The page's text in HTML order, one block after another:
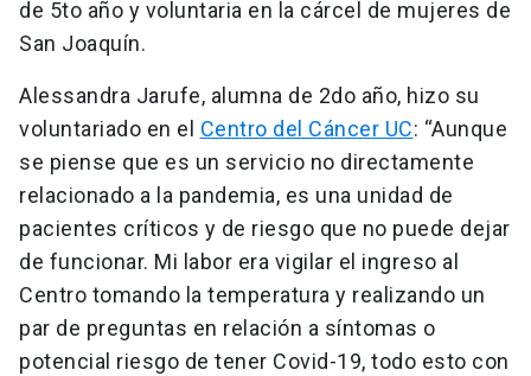
de 5to año y voluntaria en la cárcel de mujeres de
San Joaquín.
Alessandra Jarufe, alumna de 2do año, hizo su
voluntariado en el Centro del Cáncer UC: “Aunque
se piense que es un servicio no directamente
relacionado a la pandemia, es una unidad de
pacientes críticos y de riesgo que no puede dejar
de funcionar. Mi labor era vigilar el ingreso al
Centro tomando la temperatura y realizando un
par de preguntas en relación a síntomas o
potencial riesgo de tener Covid-19, todo esto con